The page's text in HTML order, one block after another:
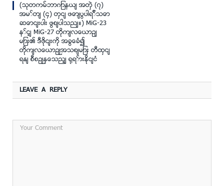
(သုတကမ္ဘာဂျာနယ် အတွဲ (၇)
အမှတ် (၄) တွင် ဖော်ပြပါရှိသော
ဆောင်းပါး ဖြစ်ပါသည်။) MiG-23
နှင့် MiG-27 တိုက်လေယာဥ်
များ၏ ဒီဇိုင်းကို အခြေခံ၍
တိုက်လေယာဉ်အသစ်များ တီထွင်
ရန် စီစဉ်နေသည့် ရုရှားနိုင်ငံ
LEAVE A REPLY